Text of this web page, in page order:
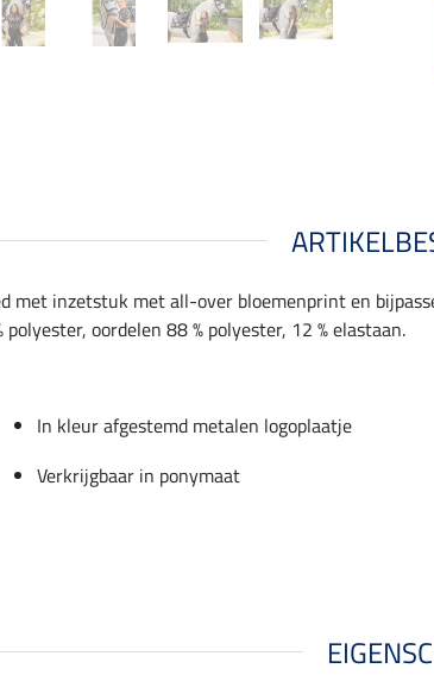
met inzetstuk met all-over bloemenprint en
oordelen 88 % polyester, 12 % elastaan.
In kleur afgestemd metalen logoplaatje
Verkrijgbaar in ponymaat